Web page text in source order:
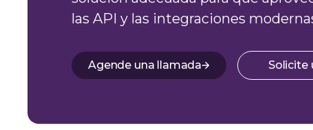
las API y las integraciones
Agende una llamada Solicite